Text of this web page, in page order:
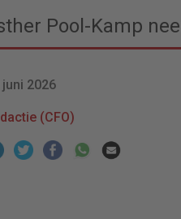
Pool-Kamp
juni 2026
(CFO)